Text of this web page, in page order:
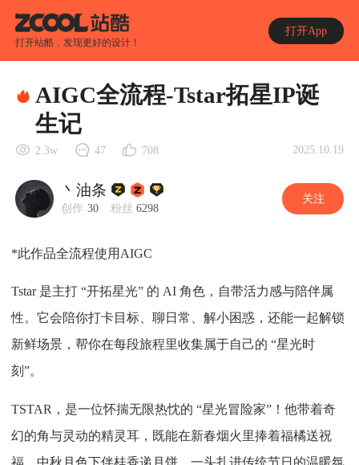
打开站酷，发现更好的设计！
打开App
AIGC全流程-Tstar拓星IP诞
生记
2.3w 47 708 2025.10.19
丶油条
创作 30 粉丝 6298
关注
*此作品全流程使用AIGC
Tstar 是主打 “开拓星光” 的 AI 角色，自带活力感与陪伴属
性。它会陪你打卡目标、聊日常、解小困惑，还能一起解锁
新鲜场景，帮你在每段旅程里收集属于自己的 “星光时
刻”。
TSTAR，是一位怀揣无限热忱的 “星光冒险家”！他带着奇
幻的角与灵动的精灵耳，既能在新春烟火里捧着福橘送祝
福、中秋月色下伴桂香递月饼，一头扎进传统节日的温暖氛